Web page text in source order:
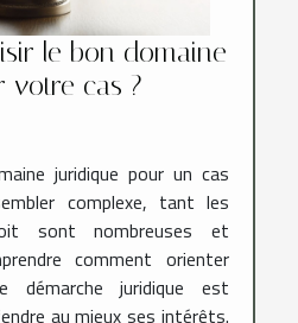
le bon domaine
votre cas ?
juridique pour un cas
complexe, tant les
sont nombreuses et
comment orienter
démarche juridique est
au mieux ses intérêts.